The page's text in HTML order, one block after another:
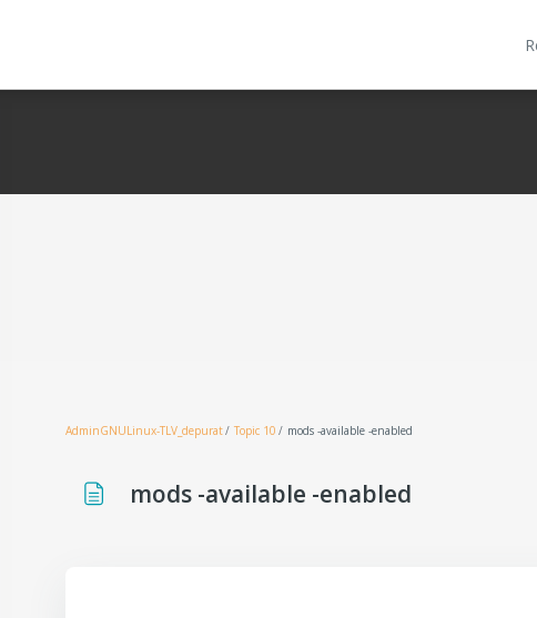
AdminGNULinux-TLV_depurat Topic 10 mods -available -enabled
mods -available -enabled